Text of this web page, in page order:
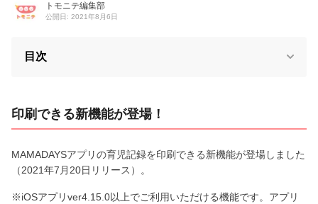
トモニテ編集部
公開日: 2021年8月6日
目次
印刷できる新機能が登場！
MAMADAYSアプリの育児記録を印刷できる新機能が登場しました
（2021年7月20日リリース）。
※iOSアプリver4.15.0以上でご利用いただける機能です。アプリ